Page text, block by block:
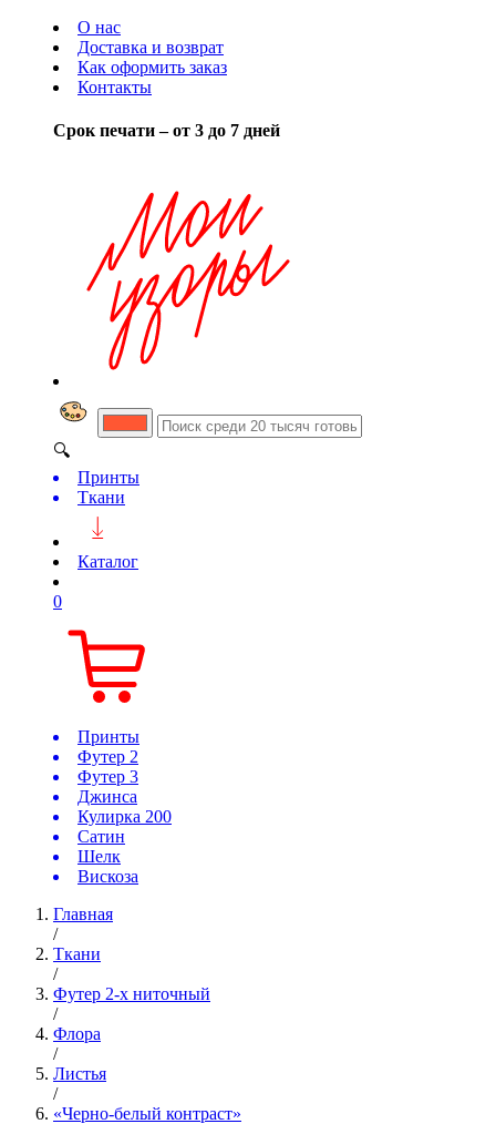
О нас
Доставка и возврат
Как оформить заказ
Контакты
Срок печати – от 3 до 7 дней
🔍
Принты
Ткани
Каталог
0
Принты
Футер 2
Футер 3
Джинса
Кулирка 200
Сатин
Шелк
Вискоза
Главная
/
Ткани
/
Футер 2-х ниточный
/
Флора
/
Листья
/
«Черно-белый контраст»